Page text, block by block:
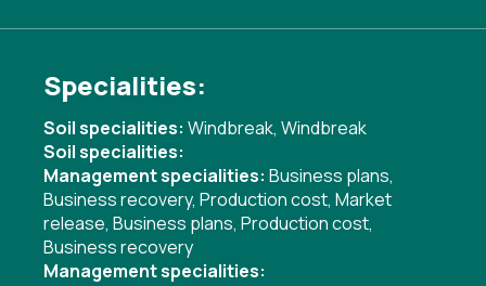
Specialities:
Soil specialities: Windbreak, Windbreak
Soil specialities:
Management specialities: Business plans,
Business recovery, Production cost, Market
release, Business plans, Production cost,
Business recovery
Management specialities: